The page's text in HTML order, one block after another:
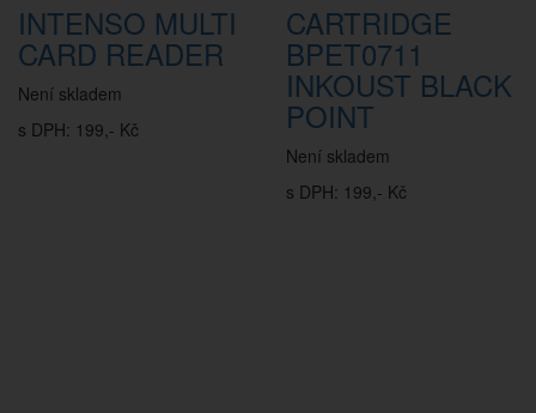
INTENSO MULTI
CARD READER
Není skladem
s DPH: 199,- Kč
CARTRIDGE
BPET0711
INKOUST BLACK
POINT
Není skladem
s DPH: 199,- Kč